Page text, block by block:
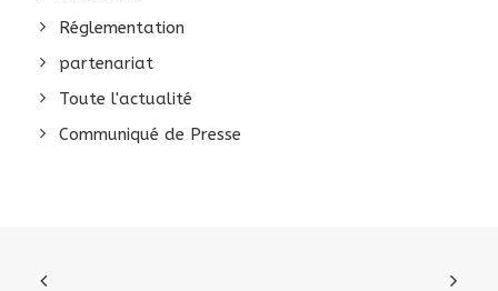
Réglementation
partenariat
Toute l'actualité
Communiqué de Presse